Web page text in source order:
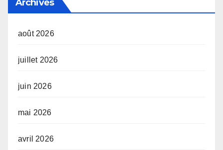
Archives
août 2026
juillet 2026
juin 2026
mai 2026
avril 2026